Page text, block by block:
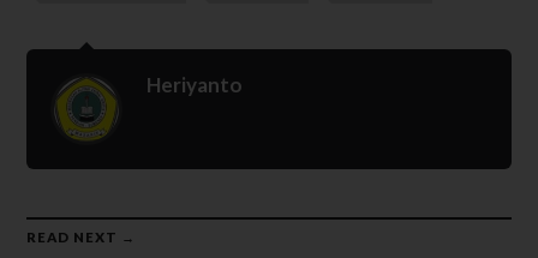
Heriyanto
READ NEXT →